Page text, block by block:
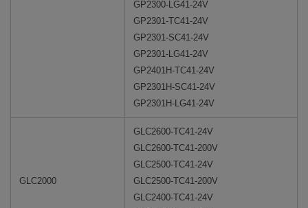
GP2300-LG41-24V
GP2301-TC41-24V
GP2301-SC41-24V
GP2301-LG41-24V
GP2401H-TC41-24V
GP2301H-SC41-24V
GP2301H-LG41-24V
GLC2000
GLC2600-TC41-24V
GLC2600-TC41-200V
GLC2500-TC41-24V
GLC2500-TC41-200V
GLC2400-TC41-24V